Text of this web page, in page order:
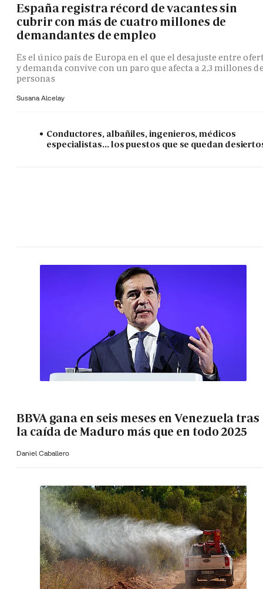
España registra récord de vacantes sin
cubrir con más de cuatro millones de
demandantes de empleo
Es el único país de Europa en el que el desajuste entre
y demanda convive con un paro que afecta a 2,3 millones
personas
Susana Alcelay
Conductores, albañiles, ingenieros, médicos
especialistas... los puestos que se quedan
BBVA gana en seis meses en Venezuela tras
la caída de Maduro más que en todo 2025
Daniel Caballero